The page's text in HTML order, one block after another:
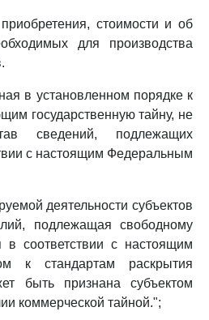
стоимости и об
для производства
в установленном порядке к
государственную тайну, не
сведений, подлежащих
с настоящим Федеральным
деятельности субъектов
подлежащая свободному
в соответствии с настоящим
к стандартам раскрытия
быть признана субъектом
коммерческой тайной.";